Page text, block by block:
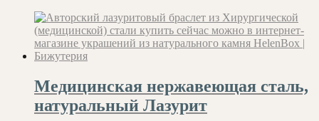
Медицинская нержавеющая сталь,
натуральный Лазурит